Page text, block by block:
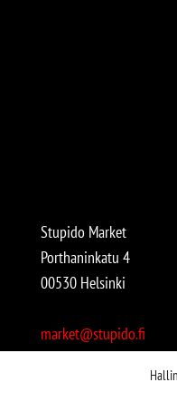
Stupido Market
Porthaninkatu 4
00530 Helsinki
market@stupido.fi